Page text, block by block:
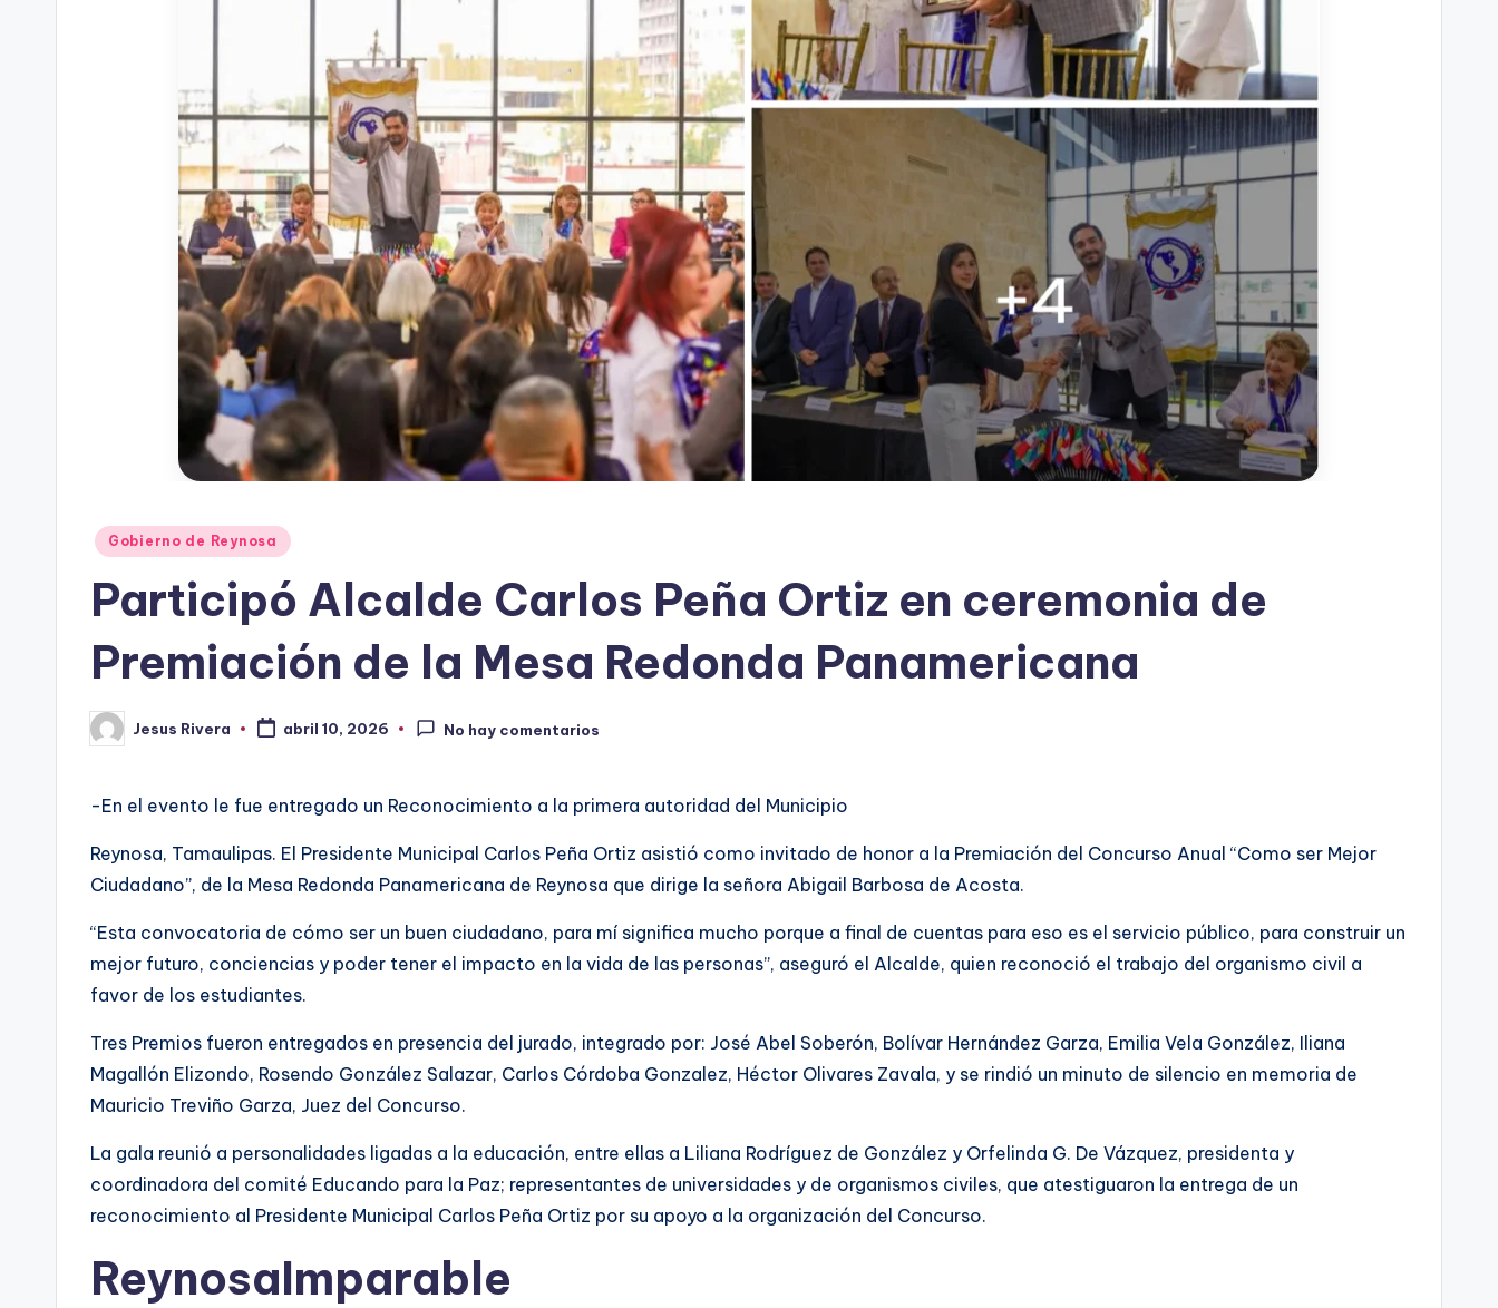
Publicado
Gobierno de Reynosa
Participó Alcalde Carlos Peña Ortiz en ceremonia de
Premiación de la Mesa Redonda Panamericana
Publicado
por
Jesus Rivera abril 10, 2026 No hay comentarios
-En el evento le fue entregado un Reconocimiento a la primera autoridad del Municipio
Reynosa, Tamaulipas. El Presidente Municipal Carlos Peña Ortiz asistió como invitado de honor a la Premiación del Concurso Anual “Como ser Mejor
Ciudadano”, de la Mesa Redonda Panamericana de Reynosa que dirige la señora Abigail Barbosa de Acosta.
“Esta convocatoria de cómo ser un buen ciudadano, para mí significa mucho porque a final de cuentas para eso es el servicio público, para construir un
mejor futuro, conciencias y poder tener el impacto en la vida de las personas”, aseguró el Alcalde, quien reconoció el trabajo del organismo civil a
favor de los estudiantes.
Tres Premios fueron entregados en presencia del jurado, integrado por: José Abel Soberón, Bolívar Hernández Garza, Emilia Vela González, Iliana
Magallón Elizondo, Rosendo González Salazar, Carlos Córdoba Gonzalez, Héctor Olivares Zavala, y se rindió un minuto de silencio en memoria de
Mauricio Treviño Garza, Juez del Concurso.
La gala reunió a personalidades ligadas a la educación, entre ellas a Liliana Rodríguez de González y Orfelinda G. De Vázquez, presidenta y
coordinadora del comité Educando para la Paz; representantes de universidades y de organismos civiles, que atestiguaron la entrega de un
reconocimiento al Presidente Municipal Carlos Peña Ortiz por su apoyo a la organización del Concurso.
ReynosaImparable